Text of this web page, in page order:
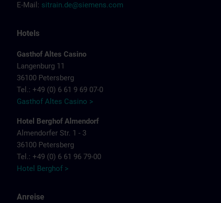
E-Mail: sitrain.de@siemens.com
Hotels
Gasthof Altes Casino
Langenburg 11
36100 Petersberg
Tel.: +49 (0) 6 61 9 69 07-0
Gasthof Altes Casino >
Hotel Berghof Almendorf
Almendorfer Str. 1 - 3
36100 Petersberg
Tel.: +49 (0) 6 61 96 79-00
Hotel Berghof >
Anreise